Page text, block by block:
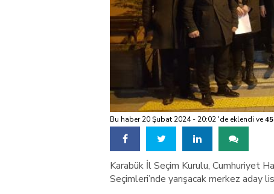
Bu haber 20 Şubat 2024 - 20:02 'de eklendi ve
Karabük İl Seçim Kurulu, Cumhuriyet
Seçimleri’nde yarışacak merkez